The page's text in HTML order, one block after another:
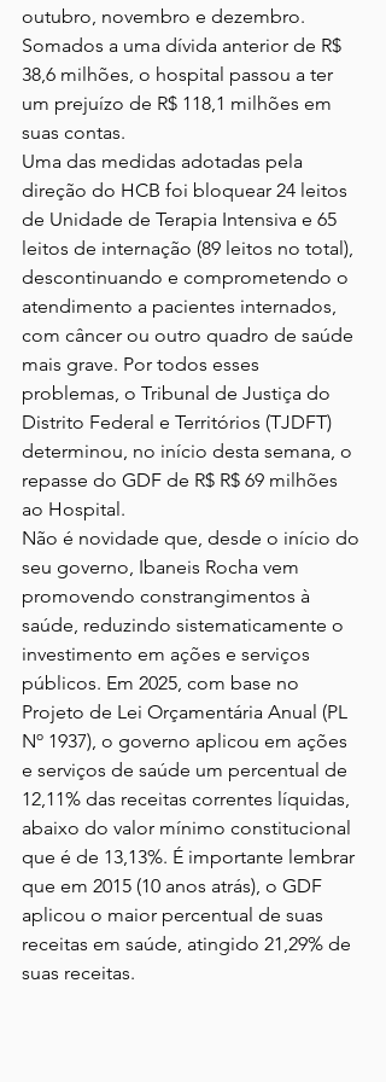
outubro, novembro e dezembro.
Somados a uma dívida anterior de R$
38,6 milhões, o hospital passou a ter
um prejuízo de R$ 118,1 milhões em
suas contas.
Uma das medidas adotadas pela
direção do HCB foi bloquear 24 leitos
de Unidade de Terapia Intensiva e 65
leitos de internação (89 leitos no total),
descontinuando e comprometendo o
atendimento a pacientes internados,
com câncer ou outro quadro de saúde
mais grave. Por todos esses
problemas, o Tribunal de Justiça do
Distrito Federal e Territórios (TJDFT)
determinou, no início desta semana, o
repasse do GDF de R$ R$ 69 milhões
ao Hospital.
Não é novidade que, desde o início do
seu governo, Ibaneis Rocha vem
promovendo constrangimentos à
saúde, reduzindo sistematicamente o
investimento em ações e serviços
públicos. Em 2025, com base no
Projeto de Lei Orçamentária Anual (PL
Nº 1937), o governo aplicou em ações
e serviços de saúde um percentual de
12,11% das receitas correntes líquidas,
abaixo do valor mínimo constitucional
que é de 13,13%. É importante lembrar
que em 2015 (10 anos atrás), o GDF
aplicou o maior percentual de suas
receitas em saúde, atingido 21,29% de
suas receitas.